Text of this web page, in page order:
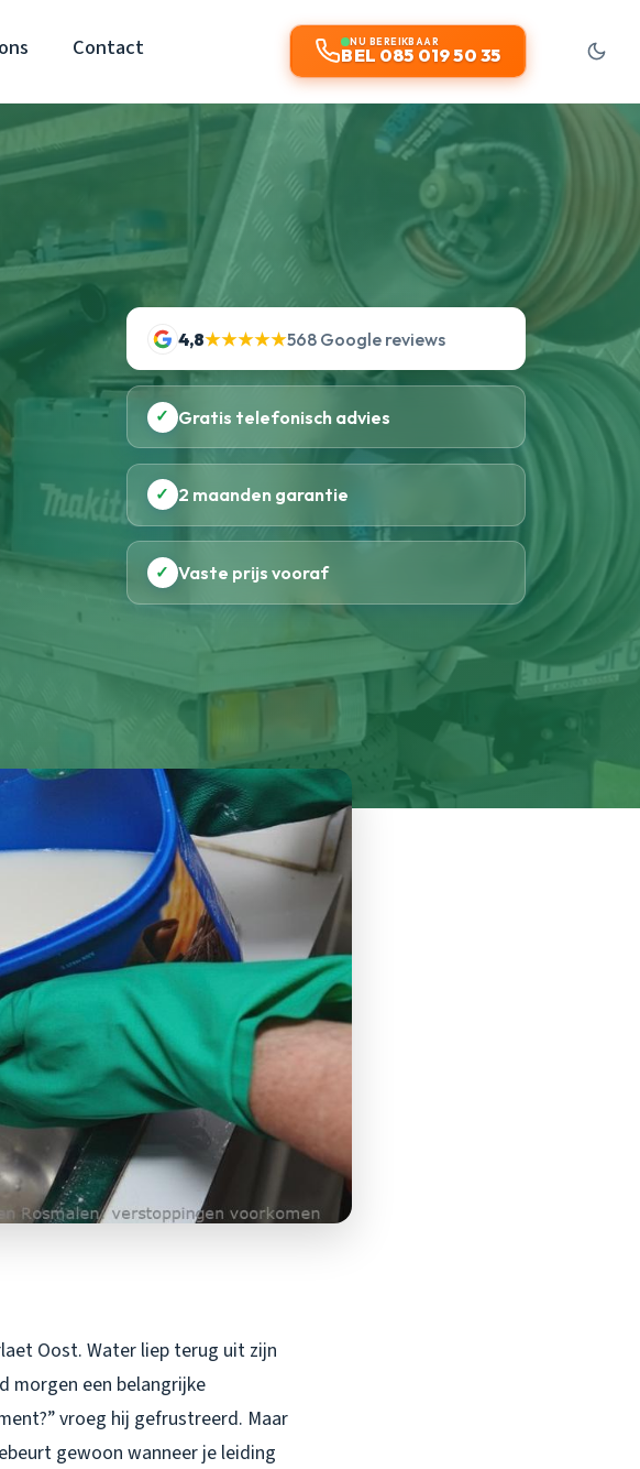
Contact NU BEREIKBAAR
BEL 085 019 50 35
4,8★★★★★568 Google reviews
✓ Gratis telefonisch advies
✓ 2 maanden garantie
✓ Vaste prijs vooraf
Oost. Water liep terug uit zijn
morgen een belangrijke
vroeg hij gefrustreerd. Maar
gewoon wanneer je leiding